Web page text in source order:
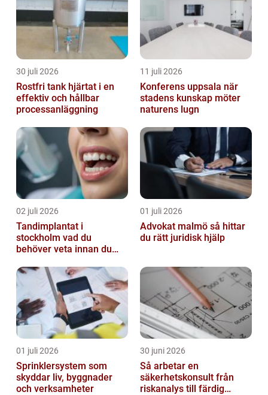
30 juli 2026
Rostfri tank hjärtat i en
effektiv och hållbar
processanläggning
11 juli 2026
Konferens uppsala när
stadens kunskap möter
naturens lugn
02 juli 2026
Tandimplantat i
stockholm vad du
behöver veta innan du
01 juli 2026
Advokat malmö så hittar
du rätt juridisk hjälp
01 juli 2026
Sprinklersystem som
skyddar liv, byggnader
och verksamheter
30 juni 2026
Så arbetar en
säkerhetskonsult från
riskanalys till färdig